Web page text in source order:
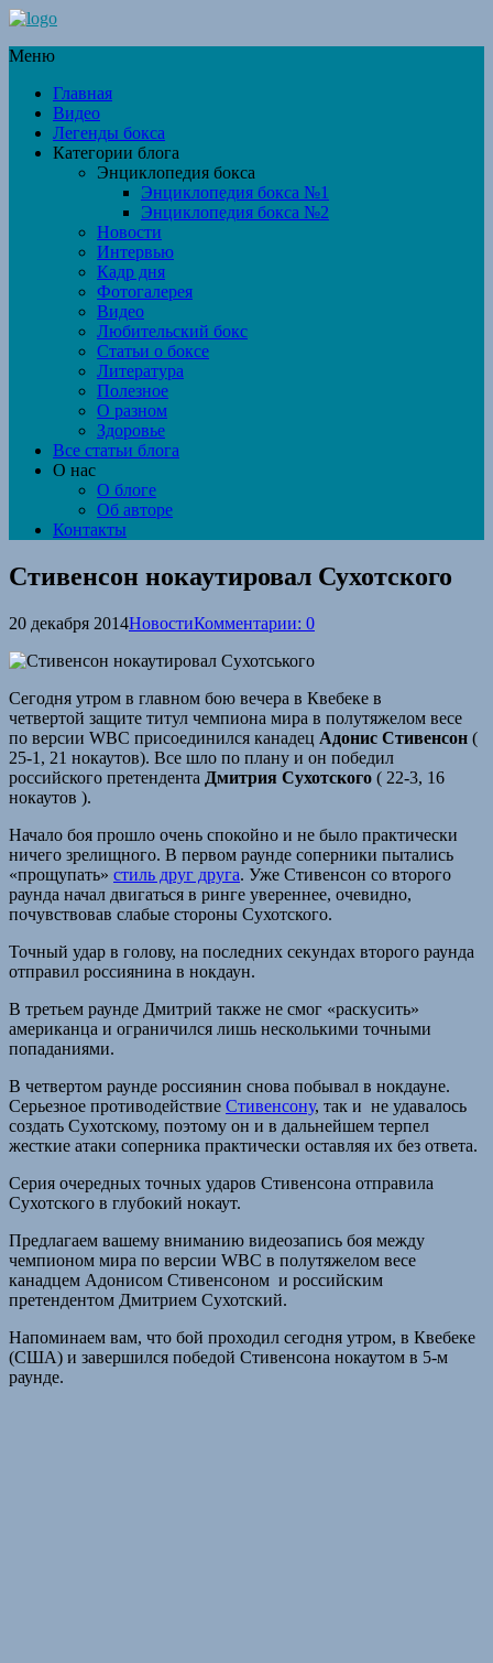
Меню
Главная
Видео
Легенды бокса
Категории блога
Энциклопедия бокса
Энциклопедия бокса №1
Энциклопедия бокса №2
Новости
Интервью
Кадр дня
Фотогалерея
Видео
Любительский бокс
Статьи о боксе
Литература
Полезное
О разном
Здоровье
Все статьи блога
О нас
О блоге
Об авторе
Контакты
Стивенсон нокаутировал Сухотского
20 декабря 2014НовостиКомментарии: 0
Сегодня утром в главном бою вечера в Квебеке в
четвертой защите титул чемпиона мира в полутяжелом весе
по версии WBC присоединился канадец Адонис Стивенсон (
25-1, 21 нокаутов). Все шло по плану и он победил
российского претендента Дмитрия Сухотского ( 22-3, 16
нокаутов ).
Начало боя прошло очень спокойно и не было практически
ничего зрелищного. В первом раунде соперники пытались
«прощупать» стиль друг друга. Уже Стивенсон со второго
раунда начал двигаться в ринге увереннее, очевидно,
почувствовав слабые стороны Сухотского.
Точный удар в голову, на последних секундах второго раунда
отправил россиянина в нокдаун.
В третьем раунде Дмитрий также не смог «раскусить»
американца и ограничился лишь несколькими точными
попаданиями.
В четвертом раунде россиянин снова побывал в нокдауне.
Серьезное противодействие Стивенсону, так и не удавалось
создать Сухотскому, поэтому он и в дальнейшем терпел
жесткие атаки соперника практически оставляя их без ответа.
Серия очередных точных ударов Стивенсона отправила
Сухотского в глубокий нокаут.
Предлагаем вашему вниманию видеозапись боя между
чемпионом мира по версии WBC в полутяжелом весе
канадцем Адонисом Стивенсоном и российским
претендентом Дмитрием Сухотский.
Напоминаем вам, что бой проходил сегодня утром, в Квебеке
(США) и завершился победой Стивенсона нокаутом в 5-м
раунде.